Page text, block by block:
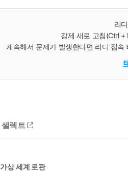
리
강제 새로 고침(Ctrl
계속해서 문제가 발생한다면 리디 접
셀렉트
가상 세계 로판